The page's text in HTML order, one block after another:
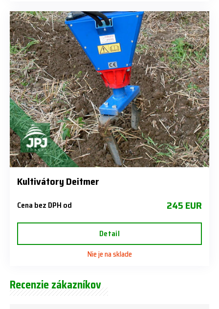
Kultivátory Deitmer
Cena bez DPH od 245 EUR
Detail
Nie je na sklade
Recenzie zákazníkov